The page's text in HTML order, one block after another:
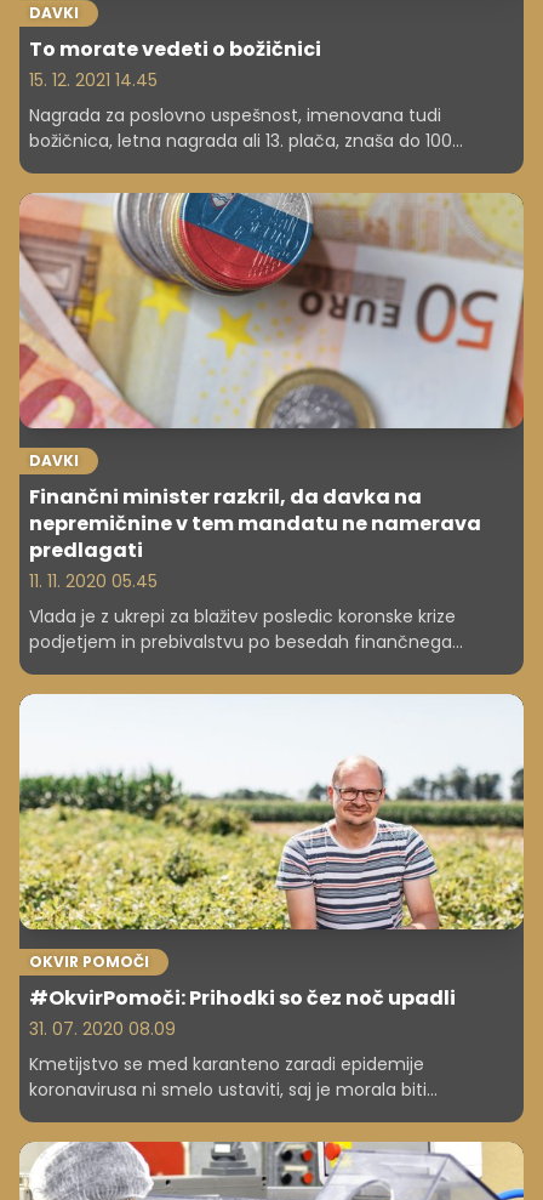
DAVKI
To morate vedeti o božičnici
15. 12. 2021 14.45
Nagrada za poslovno uspešnost, imenovana tudi
božičnica, letna nagrada ali 13. plača, znaša do 100
je s plačilom dohodnine in socialnih prispevkov?
DAVKI
Finančni minister razkril, da davka na
nepremičnine v tem mandatu ne namerava
predlagati
11. 11. 2020 05.45
Vlada je z ukrepi za blažitev posledic koronske krize
podjetjem in prebivalstvu po besedah finančnega
ministra Andreja Širclja pomagala bolj, kot pa bi denimo z
znižanjem davka na dodano vrednost (DDV). Davka na
uvajalo na hitro.
OKVIR POMOČI
#OkvirPomoči: Prihodki so čez noč upadli
31. 07. 2020 08.09
Kmetijstvo se med karanteno zaradi epidemije
koronavirusa ni smelo ustaviti, saj je morala biti
zagotovljena nemotena oskrba s hrano. Zato je morda
kar težko razumeti, kako velike težave so imela podjetja v
tej panogi.